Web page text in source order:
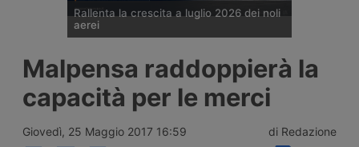
Rallenta la crescita a luglio 2026 dei noli
aerei
sono saliti del 28% su base annua a luglio,
a 3,12 dollari per kg, ma il ritmo di crescita
rallenta per il secondo mese consecutivo.
Secondo Xeneta il mercato affronta una
pochi segnali di stagione di punta.
Malpensa raddoppierà la
capacità per le merci
Giovedì, 25 Maggio 2017 16:59 di Redazione